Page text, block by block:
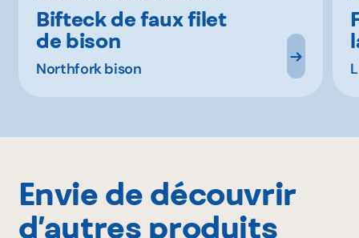
Bifteck de faux filet
de bison
Northfork bison
Envie de découvrir
d’autres produits